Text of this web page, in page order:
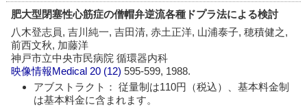
肥大型閉塞性心筋症の僧帽弁逆流各種ドプラ法による検討
八木登志員, 吉川純一, 吉田清, 赤土正洋, 山浦泰子, 穂積健之,
前西文秋, 加藤洋
神戸市立中央市民病院 循環器内科
映像情報Medical 20 (12)595-599, 1988.
アブストラクト： 従量制は110円（税込）、基本料金制
は基本料金に含まれます。